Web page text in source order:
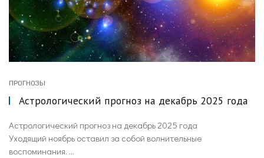
ПРОГНОЗЫ
Астрологический прогноз на декабрь 2025 года
Астрологический прогноз на декабрь 2025 года
Уходящий ноябрь оставил за собой волнительные
воспоминания. ...